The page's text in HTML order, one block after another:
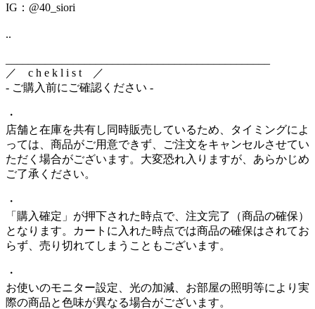
IG：@40_siori
..
／ c h e k l i s t ／
- ご購入前にご確認ください -
・
店舗と在庫を共有し同時販売しているため、タイミングによ
っては、商品がご用意できず、ご注文をキャンセルさせてい
ただく場合がございます。大変恐れ入りますが、あらかじめ
ご了承ください。
・
「購入確定」が押下された時点で、注文完了（商品の確保）
となります。カートに入れた時点では商品の確保はされてお
らず、売り切れてしまうこともございます。
・
お使いのモニター設定、光の加減、お部屋の照明等により実
際の商品と色味が異なる場合がございます。